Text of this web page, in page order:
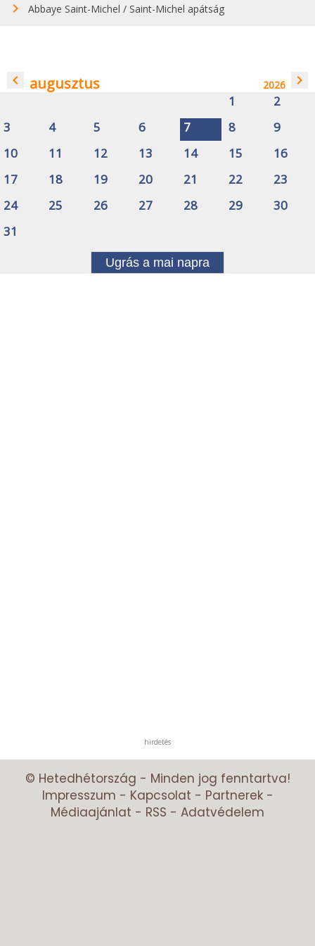
Abbaye Saint-Michel / Saint-Michel apátság
navigate_before augusztus 2026 navigate_next
1
2
3
4 5 6 7 8
9
10
11 12 13 14 15
16
17
18 19 20 21 22
23
24
25 26 27 28 29
30
31
Ugrás a mai napra
hirdetés
© Hetedhétország - Minden jog fenntartva!
Impresszum - Kapcsolat - Partnerek-
Médiaajánlat - RSS - Adatvédelem